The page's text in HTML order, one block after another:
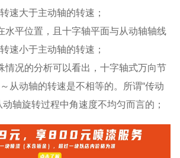
速大于主动轴的转速；
水平位置，且十字轴平面与从动轴轴线
速小于主动轴的转速；
情况的分析可以看出，十字轴式万向节
从动轴的转速是不相等的。所谓“传动
轴旋转过程中角速度不均匀而言的；